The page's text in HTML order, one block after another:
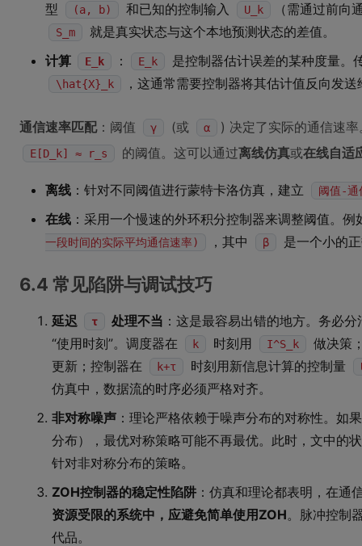
型
(a, b) 和已知的控制输入 U_k （需通过前向
S_m
就是真实状态与这个本地预测状态的差值。
计算
E_k ： E_k 是控制器估计误差的某种度量。
\hat{X}_k ，这通常需要控制器将其估计值反向发
通信速率匹配：阈值 γ (或 α ) 决定了实际的通信速
E[D_k] ≈ r_s 的阈值。这可以通过离线仿真或在线自适
离线 ：针对不同阈值进行蒙特卡洛仿真，建立 阈值-通
在线 ：采用一个慢速的外环积分控制器来调整阈值。例
一段时间的实际平均通信速率) ，其中 β 是一个小的
6.4 常见陷阱与调试技巧
延迟 τ 处理不当 ：这是最容易出错的地方。务必分
“使用时刻”。调度器在
k 时刻用 I^S_k
做决策
更新；控制器在
k+τ 时刻用新信息计算的控制量
仿真中，数据流的时序必须严格对齐。
非对称噪声 ：理论严格依赖于噪声分布的对称性。如
分布），最优对称策略可能不再最优。此时，文中的
针对非对称分布的策略。
ZOH控制器的稳定性陷阱 ：仿真和理论都表明，在通
资源受限的系统中，应避免简单使用ZOH。脉冲控制
代品。